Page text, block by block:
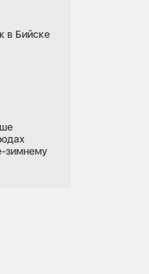
в Бийске
зимнему